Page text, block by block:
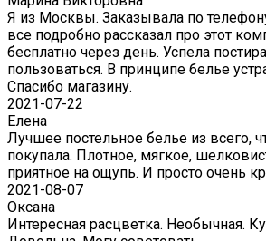
Я из Москвы. Заказывала по
все подробно рассказал про этот
бесплатно через день. Успела
пользоваться. В принципе белье
Спасибо магазину.
2021-07-22
Eлена
Лучшее постельное белье из всего,
покупала. Плотное, мягкое,
приятное на ощупь. И просто очень
2021-08-07
Оксана
Интересная расцветка. Необычная.